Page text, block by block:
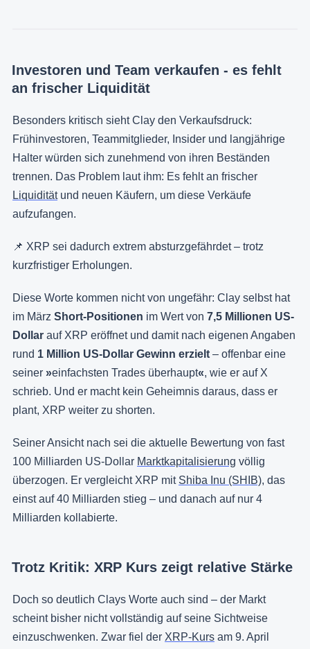
Investoren und Team verkaufen - es fehlt
an frischer Liquidität
Besonders kritisch sieht Clay den Verkaufsdruck:
Frühinvestoren, Teammitglieder, Insider und langjährige
Halter würden sich zunehmend von ihren Beständen
trennen. Das Problem laut ihm: Es fehlt an frischer
Liquiditätund neuen Käufern, um diese Verkäufe
aufzufangen.
📌 XRP sei dadurch extrem absturzgefährdet – trotz
kurzfristiger Erholungen.
Diese Worte kommen nicht von ungefähr: Clay selbst hat
im März Short-Positionen im Wert von 7,5 Millionen US-
Dollar auf XRP eröffnet und damit nach eigenen Angaben
rund 1 Million US-Dollar Gewinn erzielt – offenbar eine
seiner »einfachsten Trades überhaupt«, wie er auf X
schrieb. Und er macht kein Geheimnis daraus, dass er
plant, XRP weiter zu shorten.
Seiner Ansicht nach sei die aktuelle Bewertung von fast
100 Milliarden US-Dollar Marktkapitalisierung völlig
überzogen. Er vergleicht XRP mit Shiba Inu (SHIB), das
einst auf 40 Milliarden stieg – und danach auf nur 4
Milliarden kollabierte.
Trotz Kritik: XRP Kurs zeigt relative Stärke
Doch so deutlich Clays Worte auch sind – der Markt
scheint bisher nicht vollständig auf seine Sichtweise
einzuschwenken. Zwar fiel der XRP-Kurs am 9. April